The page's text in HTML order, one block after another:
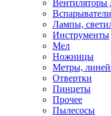
Вентиляторы
Вспарыватели
Лампы,
Инструменты
Мел
Ножницы
Метры,
Отвертки
Пинцеты
Прочее
Пылесосы